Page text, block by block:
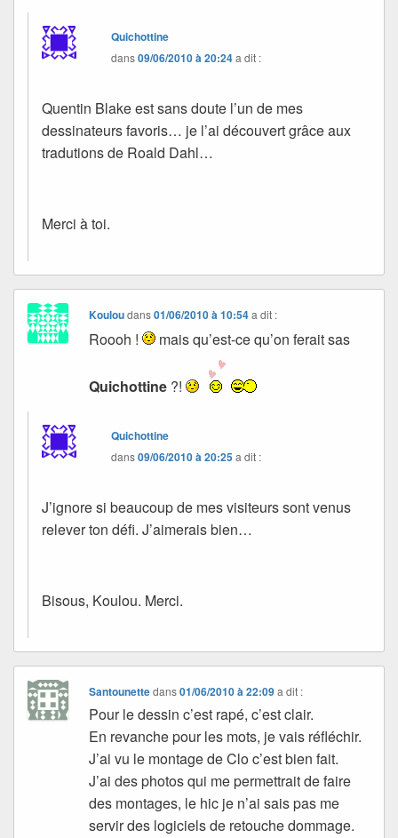
Quichottine
dans09/06/2010 à 20:24a dit :
Quentin Blake est sans doute l’un de mes
dessinateurs favoris… je l’ai découvert grâce aux
tradutions de Roald Dahl…
Merci à toi.
Kouloudans01/06/2010 à 10:54 a dit :
Roooh ! mais qu’est-ce qu’on ferait sas
Quichottine ?!
Quichottine
dans09/06/2010 à 20:25a dit :
J’ignore si beaucoup de mes visiteurs sont venus
relever ton défi. J’aimerais bien…
Bisous, Koulou. Merci.
Santounettedans01/06/2010 à 22:09 a dit :
Pour le dessin c’est rapé, c’est clair.
En revanche pour les mots, je vais réfléchir.
J’ai vu le montage de Clo c’est bien fait.
J’ai des photos qui me permettrait de faire
des montages, le hic je n’ai sais pas me
servir des logiciels de retouche dommage.